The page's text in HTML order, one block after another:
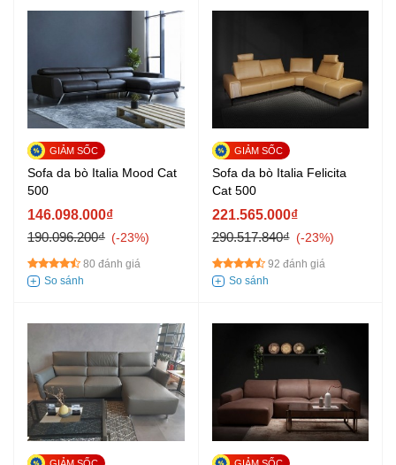
Sofa da bò Italia Mood Cat
500
146.098.000₫
190.096.200₫
-23%
80 đánh giá
Sofa da bò Italia Felicita
Cat 500
221.565.000₫
290.517.840₫
-23%
92 đánh giá